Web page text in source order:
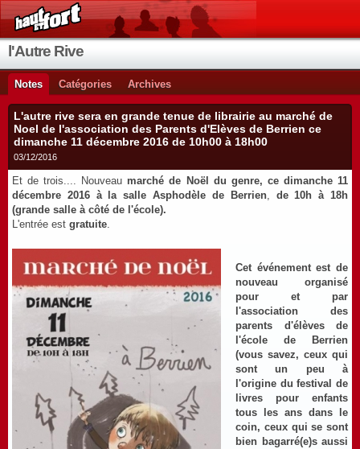
l'Autre Rive
Notes Catégories Archives
L'autre rive sera en grande tenue de librairie au marché de
Noel de l'association des Parents d'Elèves de Berrien ce
dimanche 11 décembre 2016 de 10h00 à 18h00
03/12/2016
Et de trois.... Nouveau marché de Noël du genre, ce dimanche 11
décembre 2016 à la salle Asphodèle de Berrien, de 10h à 18h
(grande salle à côté de l'école).
L'entrée est gratuite.
Cet événement est de
nouveau organisé
pour et par
l'association des
parents d'élèves de
l'école de Berrien
(vous savez, ceux qui
sont un peu à
l'origine du festival de
livres pour enfants
tous les ans dans le
coin, ceux qui se sont
bien bagarré(e)s aussi